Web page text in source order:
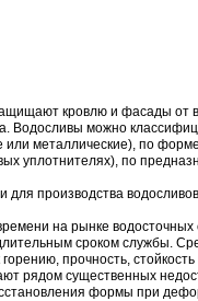
кровлю и фасады от
Водосливы можно
или металлические), по
уплотнителях), по
производства
на рынке
сроком службы.
горению, прочность,
рядом существенных
формы при